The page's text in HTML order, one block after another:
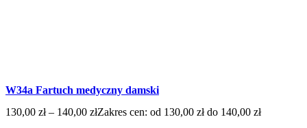
W34a Fartuch medyczny damski
130,00 zł – 140,00 złZakres cen: od 130,00 zł do 140,00 zł